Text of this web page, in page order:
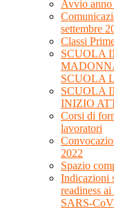
Avvio anno
settembre
Classi
SCUOLA
SCUOLA
SCUOLA
INIZIO
Corsi di
lavoratori
2022
Spazio
Indicazioni
readiness
SARS-